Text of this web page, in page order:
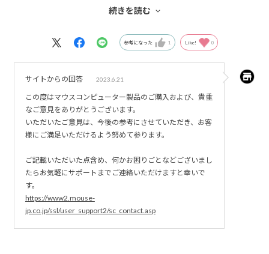
都度、PCをシャットダウンすれば問題無いですが、残念で
続きを読む
参考になった 1 Like! 0
サイトからの回答 2023.6.21
この度はマウスコンピューター製品のご購入および、貴重
なご意見をありがとうございます。
いただいたご意見は、今後の参考にさせていただき、お客
様にご満足いただけるよう努めて参ります。
ご記載いただいた点含め、何かお困りごとなどございまし
たらお気軽にサポートまでご連絡いただけますと幸いで
す。
https://www2.mouse-
jp.co.jp/ssl/user_support2/sc_contact.asp